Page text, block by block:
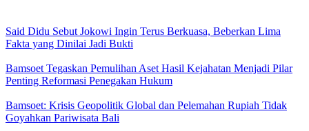
Said Didu Sebut Jokowi Ingin Terus Berkuasa, Beberkan Lima
Fakta yang Dinilai Jadi Bukti
Bamsoet Tegaskan Pemulihan Aset Hasil Kejahatan Menjadi Pilar
Penting Reformasi Penegakan Hukum
Bamsoet: Krisis Geopolitik Global dan Pelemahan Rupiah Tidak
Goyahkan Pariwisata Bali